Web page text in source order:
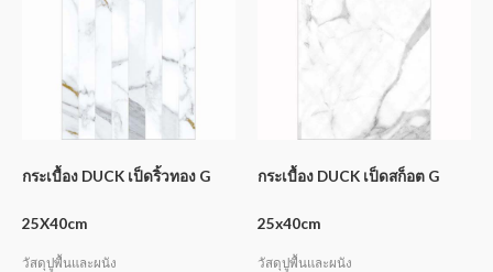
กระเบื้อง DUCK เป็ดริ้วทอง G
25X40cm
วัสดุปูพื้นและผนัง
กระเบื้อง DUCK เป็ดสก็อต G
25x40cm
วัสดุปูพื้นและผนัง